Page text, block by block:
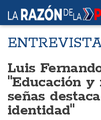
Luis
"Educación y
señas
identidad"